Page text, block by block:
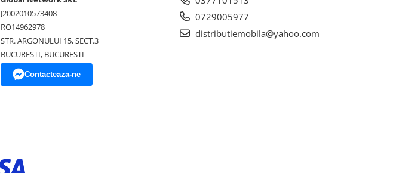
J2002010573408
RO14962978
STR. ARGONULUI 15, SECT.3
BUCURESTI, BUCURESTI
Contacteaza-ne
0729005977
distributiemobila@yahoo.com